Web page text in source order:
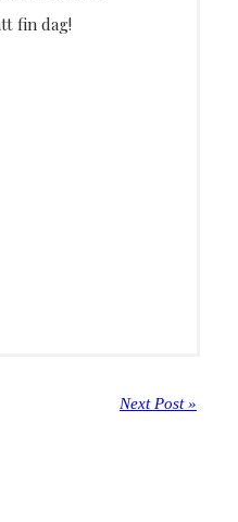
fin dag!
Next Post »